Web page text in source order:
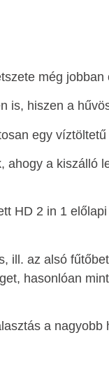
még jobban
is, hiszen a
egy
a kiszálló
HD 2 in 1
ill. az alsó
hasonlóan
a